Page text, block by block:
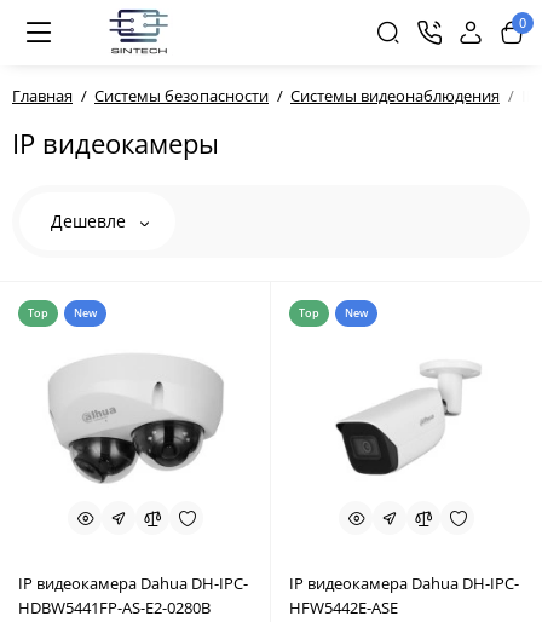
0
Главная Системы безопасности Системы видеонаблюдения
IP видеокамеры
Дешевле
Top New
IP видеокамера Dahua DH-IPC-
HDBW5441FP-AS-E2-0280B
Top New
IP видеокамера Dahua DH-IPC-
HFW5442E-ASE